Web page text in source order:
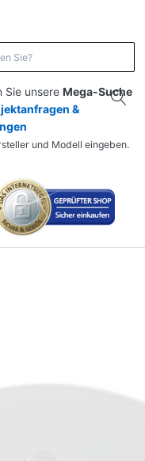
Sie unsere Mega-Suche
&
und Modell eingeben.